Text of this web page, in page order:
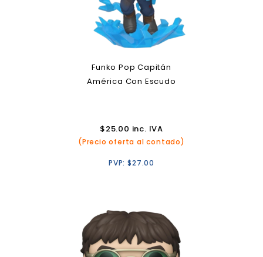
Funko Pop Capitán
América Con Escudo
$25.00 inc. IVA
(Precio oferta al contado)
PVP:$27.00